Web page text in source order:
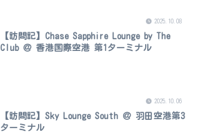
2025.10.08
【訪問記】Chase Sapphire Lounge by The
Club ＠ 香港国際空港 第1ターミナル
2025.10.06
【訪問記】Sky Lounge South ＠ 羽田空港第3
ターミナル